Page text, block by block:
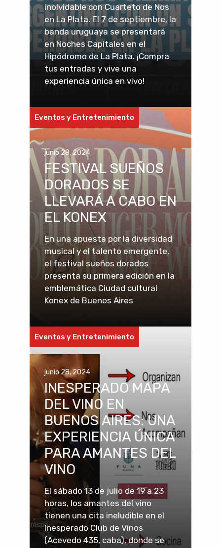
inolvidable con Cuarteto de Nos
en La Plata. El 7 de septiembre, la
banda uruguaya se presentará
en Noches Capitales en el
Hipódromo de La Plata. ¡Compra
tus entradas y vive una
experiencia única en vivo!
Eventos y Entretenimiento
junio 28, 2024
FESTIVAL SUEÑOS
DORADOS SE
LLEVARÁ A CABO EN
EL KONEX
En una apuesta por la diversidad
musical y el talento emergente,
el festival sueños dorados
presenta su primera edición en la
emblemática Ciudad cultural
Konex de Buenos Aires
Eventos y Entretenimiento
junio 28, 2024
INESPERADO MAPA
DEL VINO EN
BUENOS AIRES: UNA
EXPERIENCIA ÚNICA
PARA AMANTES DEL
VINO
El sábado 13 de julio de 19 a 23
horas, los amantes del vino
tienen una cita ineludible en el
Inesperado Club de Vinos
(Acevedo 435, caba), donde se